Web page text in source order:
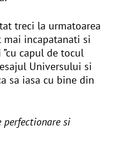
treci la urmatoarea
mai incapatanati si
capul de tocul
Universului si
sa iasa cu bine din
si